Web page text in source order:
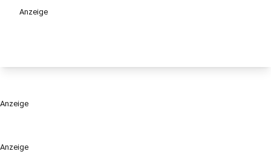
Anzeige
Anzeige
Anzeige